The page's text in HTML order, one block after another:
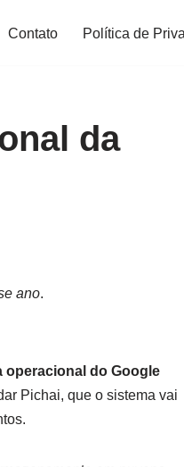
Contato Política de
da
ano.
operacional do Google
Pichai, que o sistema vai